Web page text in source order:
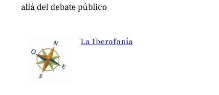
allá del debate público
La Iberofonía